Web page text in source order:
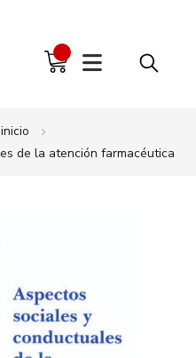
de la atención farmacéutica